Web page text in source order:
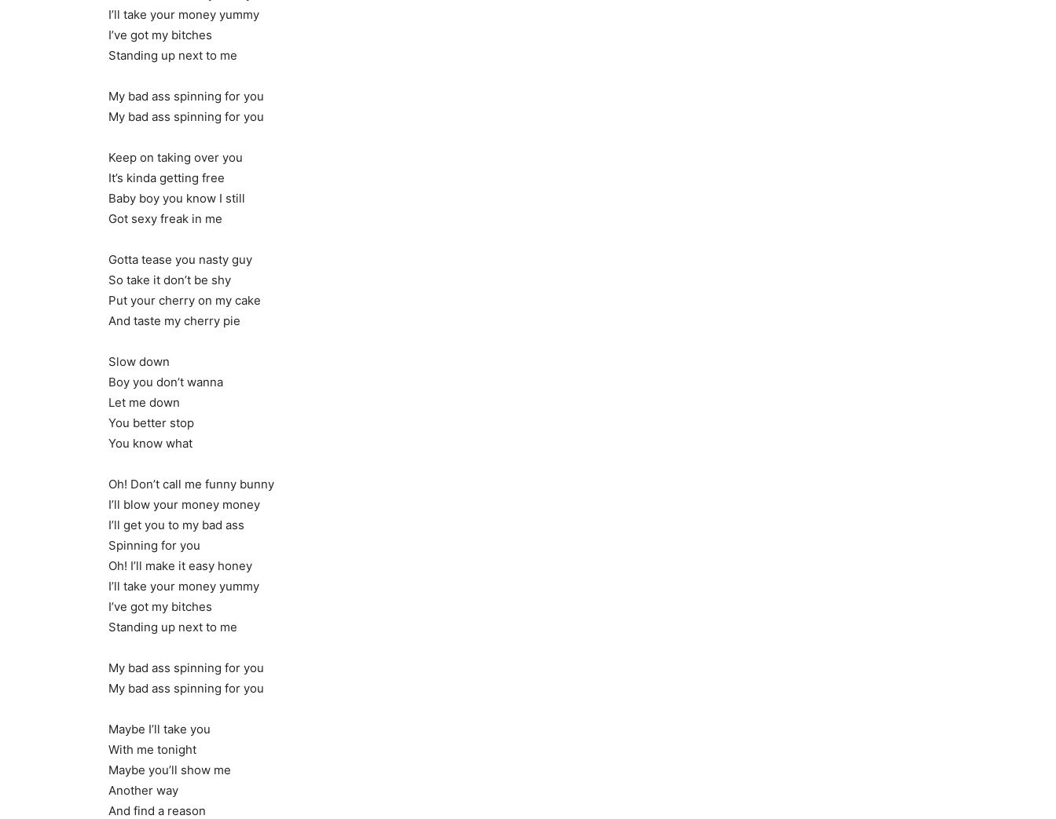
I’ll take your money yummy
I’ve got my bitches
Standing up next to me
My bad ass spinning for you
My bad ass spinning for you
Keep on taking over you
It’s kinda getting free
Baby boy you know I still
Got sexy freak in me
Gotta tease you nasty guy
So take it don’t be shy
Put your cherry on my cake
And taste my cherry pie
Slow down
Boy you don’t wanna
Let me down
You better stop
You know what
Oh! Don’t call me funny bunny
I’ll blow your money money
I’ll get you to my bad ass
Spinning for you
Oh! I’ll make it easy honey
I’ll take your money yummy
I’ve got my bitches
Standing up next to me
My bad ass spinning for you
My bad ass spinning for you
Maybe I’ll take you
With me tonight
Maybe you’ll show me
Another way
And find a reason